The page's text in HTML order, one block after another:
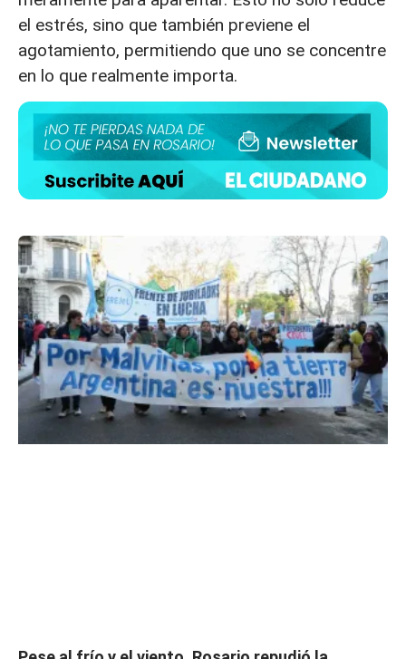
el estrés, sino que también previene el
agotamiento, permitiendo que uno se concentre
en lo que realmente importa.